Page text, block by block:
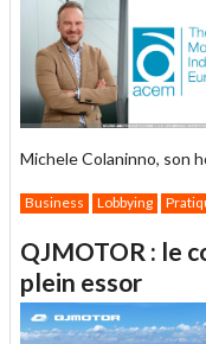
Michele Colaninno, son
Business Lobbying
QJMOTOR : le
plein essor